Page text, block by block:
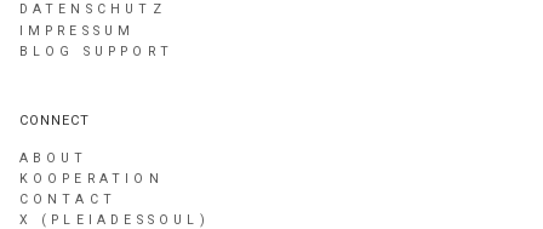
DATENSCHUTZ
IMPRESSUM
BLOG SUPPORT
CONNECT
ABOUT
KOOPERATION
CONTACT
X (PLEIADESSOUL)